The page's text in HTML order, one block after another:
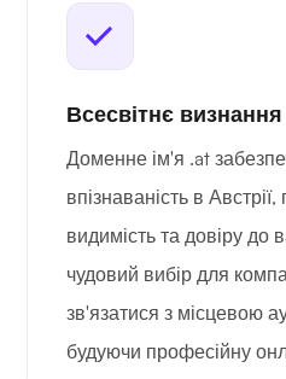
Всесвітнє визнання
Доменне ім'я .at
впізнаваність в
видимість та довіру
чудовий вибір для
зв'язатися з місцевою
будуючи професійну